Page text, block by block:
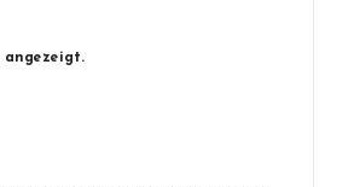
angezeigt.